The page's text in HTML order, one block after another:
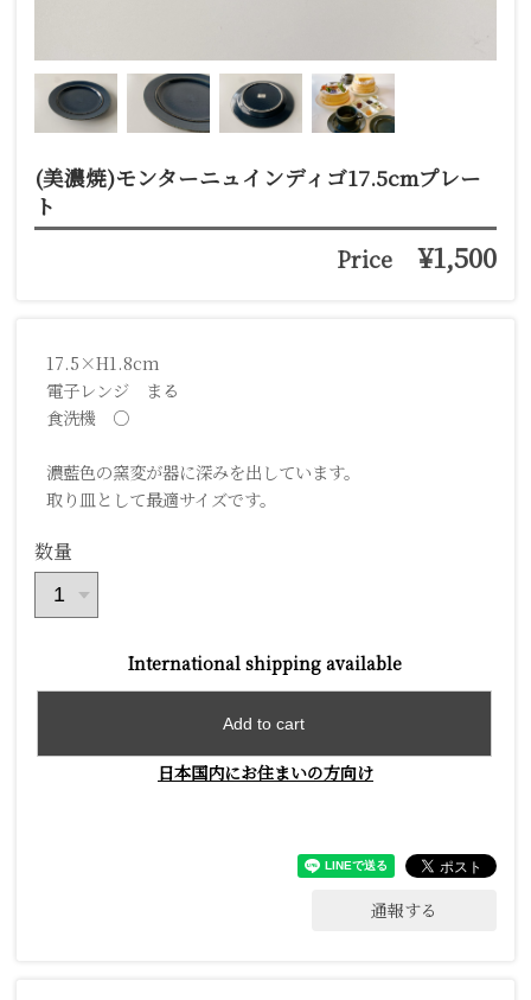
(美濃焼)モンターニュインディゴ17.5cmプレー
ト
Price ¥1,500
17.5×H1.8cm
電子レンジ まる
食洗機 ○
濃藍色の窯変が器に深みを出しています。
取り皿として最適サイズです。
数量
International shipping available
Add to cart
日本国内にお住まいの方向け
通報する